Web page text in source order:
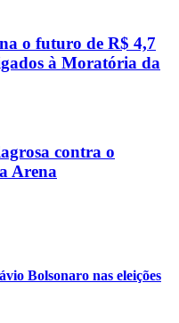
o futuro de R$ 4,7
à Moratória da
contra o
Arena
Bolsonaro nas eleições